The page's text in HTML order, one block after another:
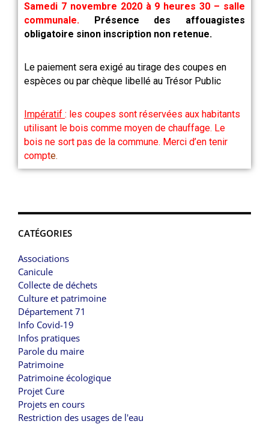
CATÉGORIES
Associations
Canicule
Collecte de déchets
Culture et patrimoine
Département 71
Info Covid-19
Infos pratiques
Parole du maire
Patrimoine
Patrimoine écologique
Projet Cure
Projets en cours
Restriction des usages de l'eau
Samedi 7 novembre 2020 à 9 heures 30 – salle
communale.
Présence des affouagistes
obligatoire sinon inscription non retenue.
Le paiement sera exigé au tirage des coupes en
espèces ou par chèque libellé au Trésor Public
Impératif : les coupes sont réservées aux habitants
utilisant le bois comme moyen de chauffage. Le
bois ne sort pas de la commune. Merci d’en tenir
compte.